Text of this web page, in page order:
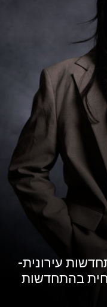
עירונית-
בהתחדשות